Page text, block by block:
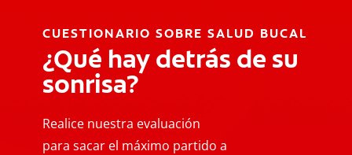
CUESTIONARIO SOBRE SALUD BUCAL
¿Qué hay detrás de su
sonrisa?
Realice nuestra evaluación
para sacar el máximo partido a